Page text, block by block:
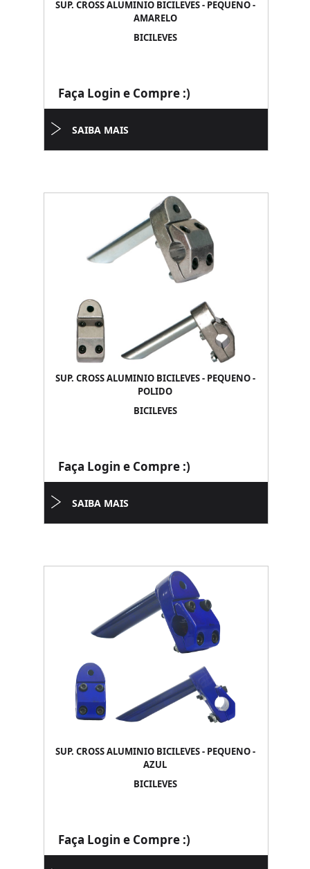
SUP. CROSS ALUMINIO BICILEVES - PEQUENO -
AMARELO
BICILEVES
Faça Login e Compre :)
SAIBA MAIS
SUP. CROSS ALUMINIO BICILEVES - PEQUENO -
POLIDO
BICILEVES
Faça Login e Compre :)
SAIBA MAIS
SUP. CROSS ALUMINIO BICILEVES - PEQUENO -
AZUL
BICILEVES
Faça Login e Compre :)